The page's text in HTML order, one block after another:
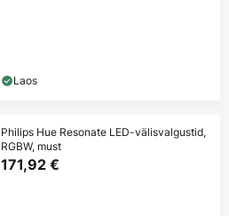
Laos
Philips Hue Resonate LED-välisvalgustid,
RGBW, must
171,92 €